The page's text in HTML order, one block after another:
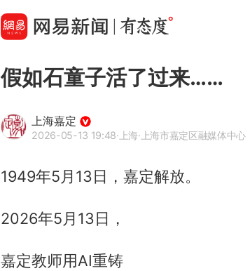
假如石童子活了过来……
上海嘉定
2026-05-13 19:48·上海·上海市嘉定区融媒体中心
1949年5月13日，嘉定解放。
2026年5月13日，
嘉定教师用AI重铸